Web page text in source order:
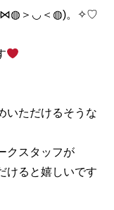
(⋈◍＞◡＜◍)。✧♡
いただけるそうな
クスタッフが
けると嬉しいです